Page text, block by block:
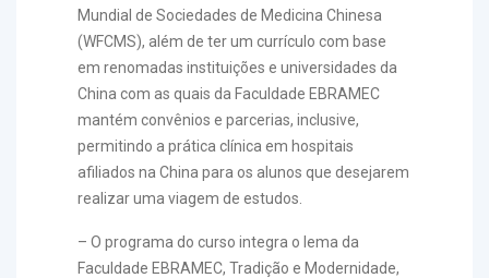
Mundial de Sociedades de Medicina Chinesa
(WFCMS), além de ter um currículo com base
em renomadas instituições e universidades da
China com as quais da Faculdade EBRAMEC
mantém convênios e parcerias, inclusive,
permitindo a prática clínica em hospitais
afiliados na China para os alunos que desejarem
realizar uma viagem de estudos.
– O programa do curso integra o lema da
Faculdade EBRAMEC, Tradição e Modernidade,